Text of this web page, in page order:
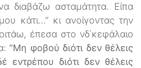
διαβάζω ασταμάτητα. Είπα
κάτι...” κι ανοίγοντας την
έπεσα στο νδ΄κεφάλαιο
“Μη φοβού διότι δεν θέλεις
εντρέπου διότι δεν θέλεις